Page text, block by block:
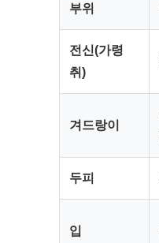
부위
전신(가령
취)
겨드랑이
두피
입